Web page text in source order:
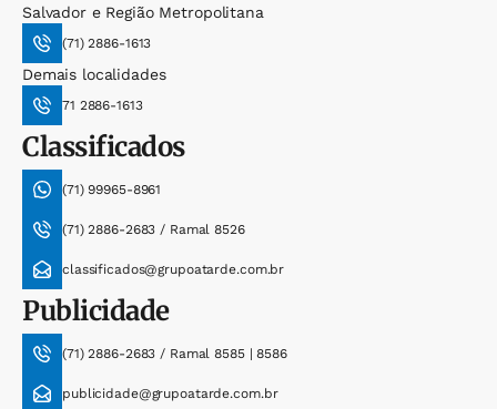
Salvador e Região Metropolitana
(71) 2886-1613
Demais localidades
71 2886-1613
Classificados
(71) 99965-8961
(71) 2886-2683 / Ramal 8526
classificados@grupoatarde.com.br
Publicidade
(71) 2886-2683 / Ramal 8585 | 8586
publicidade@grupoatarde.com.br